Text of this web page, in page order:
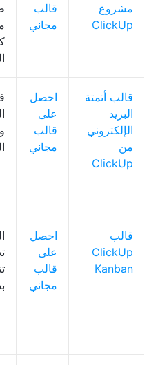
مشروع
ClickUp
قالب
مجاني
قالب أتمتة
البريد
الإلكتروني
من
ClickUp
احصل
على
قالب
مجاني
قالب
ClickUp
Kanban
احصل
على
قالب
مجاني